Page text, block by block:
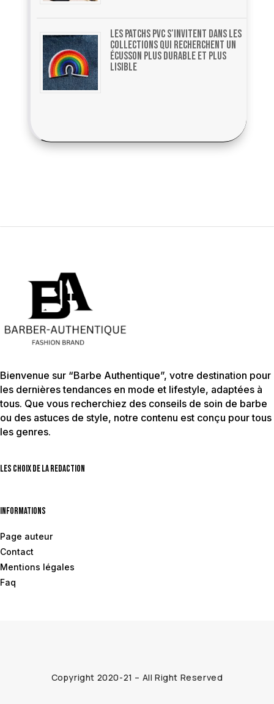
Les patchs PVC s’invitent dans les
collections qui recherchent un
écusson plus durable et plus
lisible
Bienvenue sur “Barbe Authentique”, votre destination pour
les dernières tendances en mode et lifestyle, adaptées à
tous. Que vous recherchiez des conseils de soin de barbe
ou des astuces de style, notre contenu est conçu pour tous
les genres.
Les choix de la redaction
Informations
Page auteur
Contact
Mentions légales
Faq
Copyright 2020-21 – All Right Reserved